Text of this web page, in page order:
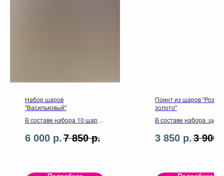
Набор шаров
"Васильковый"
В составе набора 10 шаров
см,цифры 2 штуки ,шар с
6 000 р.7 850 р.
Поинт из шаров
золото"
В составе набора
,ленты ,2
3 850 р.3 900